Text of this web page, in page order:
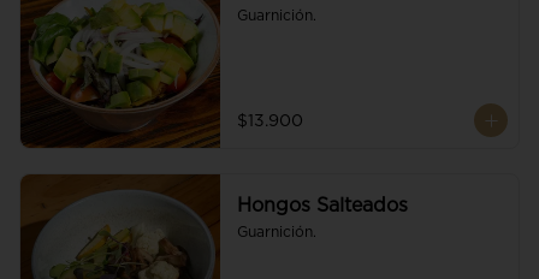
Guarnición.
$13.900
Hongos Salteados
Guarnición.